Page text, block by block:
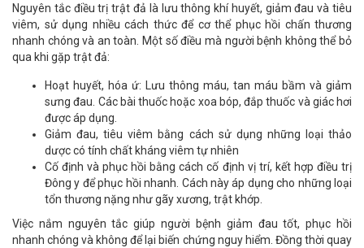
Nguyên tắc điều trị trật đả là lưu thông khí huyết, giảm đau và tiêu
viêm, sử dụng nhiều cách thức để cơ thể phục hồi chấn thương
nhanh chóng và an toàn. Một số điều mà người bệnh không thể bỏ
qua khi gặp trật đả:
Hoạt huyết, hóa ứ: Lưu thông máu, tan máu bầm và giảm
sưng đau. Các bài thuốc hoặc xoa bóp, đắp thuốc và giác hơi
được áp dụng.
Giảm đau, tiêu viêm bằng cách sử dụng những loại thảo
dược có tính chất kháng viêm tự nhiên
Cố định và phục hồi bằng cách cố định vị trí, kết hợp điều trị
Đông y để phục hồi nhanh. Cách này áp dụng cho những loại
tổn thương nặng như gãy xương, trật khớp.
Việc nắm nguyên tắc giúp người bệnh giảm đau tốt, phục hồi
nhanh chóng và không để lại biến chứng nguy hiểm. Đồng thời quay